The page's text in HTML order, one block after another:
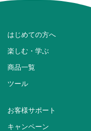
はじめての方へ
楽しむ・学ぶ
商品一覧
ツール
お客様サポート
キャンペーン